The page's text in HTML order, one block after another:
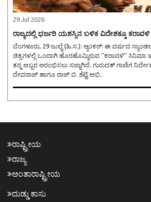
29 Jul 2026
ರಾಜ್ಯದಲ್ಲಿ ಭರ್ಜರಿ ಯಶಸ್ಸಿನ ಬಳಿಕ ವಿದೇಶಕ್ಕೂ
ಬೆಂಗಳೂರು, 29 ಜುಲೈ (ಹಿ.ಸ.): ಆ್ಯಂಕರ್: ಈ ವರ್ಷದ ಸ್ಯಾಂಡಲ್‌ವುಡ್‌ನ ಸೂಪರ್‌ಹಿಟ್
ಚಿತ್ರಗಳಲ್ಲಿ ಒಂದಾಗಿ ಹೊರಹೊಮ್ಮಿರುವ ''ಕರಾವಳಿ'' ಸಿನಿಮಾ
ತನ್ನ ಅಬ್ಬರ ಆರಂಭಿಸಲು ಸಜ್ಜಾಗಿದೆ. ಗುರುದತ್ ಗಾಣಿಗ
ದೇವರಾಜ್ ಹಾಗೂ ರಾಜ್ ಬಿ. ಶೆಟ್ಟಿ ಅಭಿ..
ರಾಷ್ಟ್ರೀಯ
ರಾಜ್ಯ
ಅಂತಾರಾಷ್ಟ್ರೀಯ
ದುಡ್ಡು ಕಾಸು